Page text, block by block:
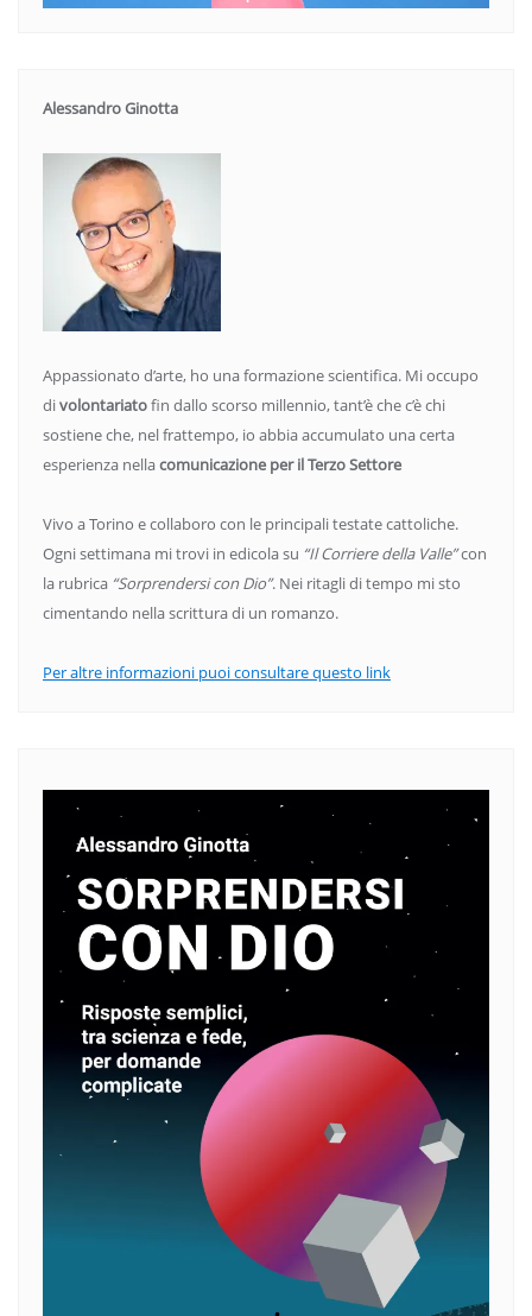
Alessandro Ginotta
Appassionato d’arte, ho una formazione scientifica. Mi occupo
divolontariatofin dallo scorso millennio, tant’è che c’è chi
sostiene che, nel frattempo, io abbia accumulato una certa
esperienza nellacomunicazione per il Terzo Settore
Vivo a Torino e collaboro con le principali testate cattoliche.
Ogni settimana mi trovi in edicola su “Il Corriere della Valle”con
la rubrica “Sorprendersi con Dio”. Nei ritagli di tempo mi sto
cimentando nella scrittura di un romanzo.
Per altre informazioni puoi consultare questo link